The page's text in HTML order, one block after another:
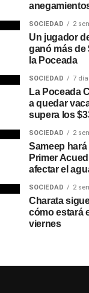
SOCIEDAD 2
Un jugador
ganó más de
la Poceada
SOCIEDAD 7
La Poceada
a quedar
supera los
SOCIEDAD 2
Sameep hará
Primer
afectar el
SOCIEDAD 2
Charata
cómo estará
viernes